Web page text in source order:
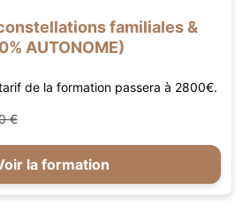
familiales &
AUTONOME)
de la formation passera à 2800€.
€
la formation